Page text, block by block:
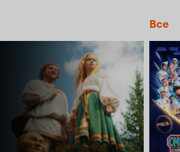
Все